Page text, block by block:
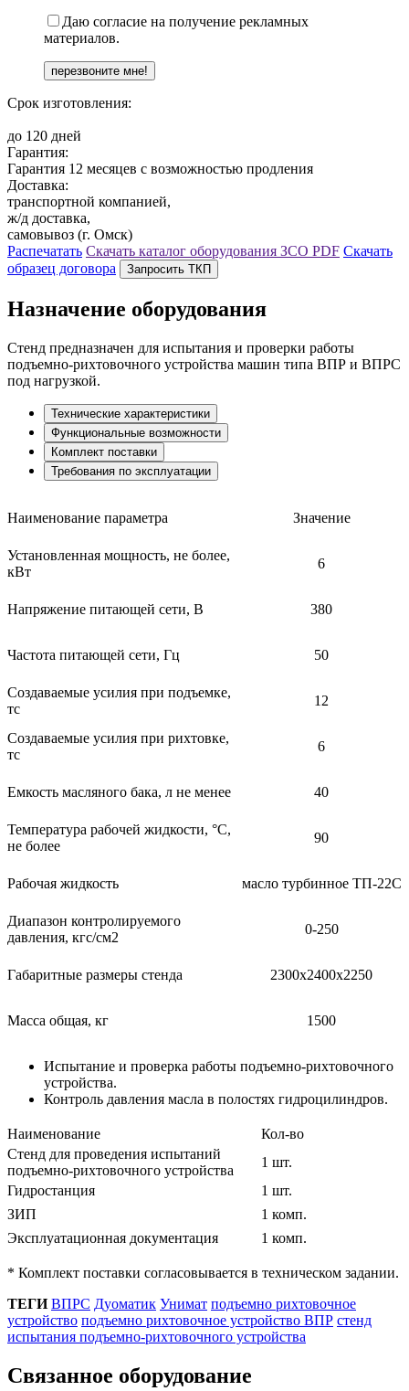
Даю согласие на получение рекламных
материалов.
Срок изготовления:
до 120 дней
Гарантия:
Гарантия 12 месяцев с возможностью продления
Доставка:
транспортной компанией,
ж/д доставка,
самовывоз (г. Омск)
Распечатать Скачать каталог оборудования ЗСО PDF Скачать
образец договора
Запросить ТКП
Назначение оборудования
Стенд предназначен для испытания и проверки работы
подъемно-рихтовочного устройства машин типа ВПР и ВПРС
под нагрузкой.
Технические характеристики
Функциональные возможности
Комплект поставки
Требования по эксплуатации
Наименование параметра Значение
Установленная мощность, не более,
кВт
6
Напряжение питающей сети, В 380
Частота питающей сети, Гц 50
Создаваемые усилия при подъемке,
тс
12
Создаваемые усилия при рихтовке,
тс
6
Емкость масляного бака, л не менее 40
Температура рабочей жидкости, °С,
не более
90
Рабочая жидкость масло турбинное ТП-22С
Диапазон контролируемого
давления, кгс/см2
0-250
Габаритные размеры стенда 2300х2400х2250
Масса общая, кг 1500
Испытание и проверка работы подъемно-рихтовочного
устройства.
Контроль давления масла в полостях гидроцилиндров.
Наименование
Кол-во
Стенд для проведения испытаний
подъемно-рихтовочного устройства
1 шт.
Гидростанция
1 шт.
ЗИП
1 комп.
Эксплуатационная документация
1 комп.
* Комплект поставки согласовывается в техническом задании.
ТЕГИ ВПРС Дуоматик Унимат подъемно рихтовочное
устройство подъемно рихтовочное устройство ВПР стенд
испытания подъемно-рихтовочного устройства
Связанное оборудование